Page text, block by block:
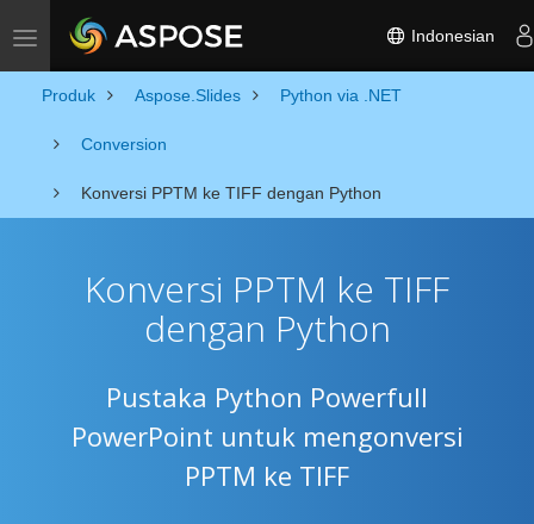
Toggle navigation Indonesian
Produk Aspose.Slides Python via .NET
Conversion
Konversi PPTM ke TIFF dengan Python
Konversi PPTM ke TIFF
dengan Python
Pustaka Python Powerfull
PowerPoint untuk mengonversi
PPTM ke TIFF